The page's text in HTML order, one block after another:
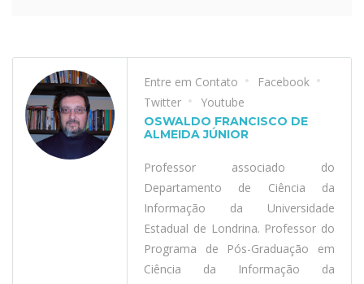
Entre em Contato
Facebook
Twitter
Youtube
OSWALDO FRANCISCO DE
ALMEIDA JÚNIOR
Professor associado do
Departamento de Ciência da
Informação da Universidade
Estadual de Londrina. Professor do
Programa de Pós-Graduação em
Ciência da Informação da